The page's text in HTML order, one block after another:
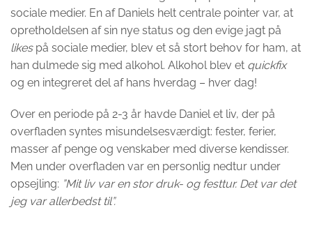
sociale medier. En af Daniels helt centrale pointer var, at
opretholdelsen af sin nye status og den evige jagt på
likes på sociale medier, blev et så stort behov for ham, at
han dulmede sig med alkohol. Alkohol blev et quickfix
og en integreret del af hans hverdag – hver dag!
Over en periode på 2-3 år havde Daniel et liv, der på
overfladen syntes misundelsesværdigt: fester, ferier,
masser af penge og venskaber med diverse kendisser.
Men under overfladen var en personlig nedtur under
opsejling: ”Mit liv var en stor druk- og festtur. Det var det
jeg var allerbedst til”.